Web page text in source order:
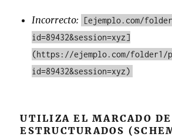
Incorrecto:
[ejemplo.com/
id=89432&session=xyz]
(https://ejemplo.com/folder1/
id=89432&session=xyz)
UTILIZA EL MARCADO
ESTRUCTURADOS